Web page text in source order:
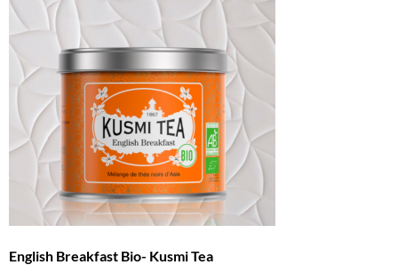
English Breakfast Bio- Kusmi Tea